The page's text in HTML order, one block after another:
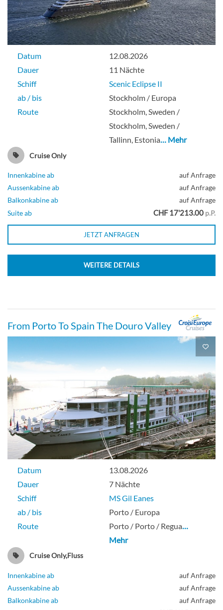
Datum
12.08.2026
Dauer
11 Nächte
Schiff
Scenic Eclipse II
ab / bis
Stockholm / Europa
Route
Stockholm, Sweden /
Stockholm, Sweden /
Tallinn, Estonia… Mehr
Cruise Only
Innenkabine ab
auf Anfrage
Aussenkabine ab
auf Anfrage
Balkonkabine ab
auf Anfrage
Suite ab
CHF 17'213.00 p.P.
JETZT ANFRAGEN
WEITERE DETAILS
From Porto To Spain The Douro Valley
Datum
13.08.2026
Dauer
7 Nächte
Schiff
MS Gil Eanes
ab / bis
Porto / Europa
Route
Porto / Porto / Regua…
Mehr
Cruise Only,Fluss
Innenkabine ab
auf Anfrage
Aussenkabine ab
auf Anfrage
Balkonkabine ab
auf Anfrage